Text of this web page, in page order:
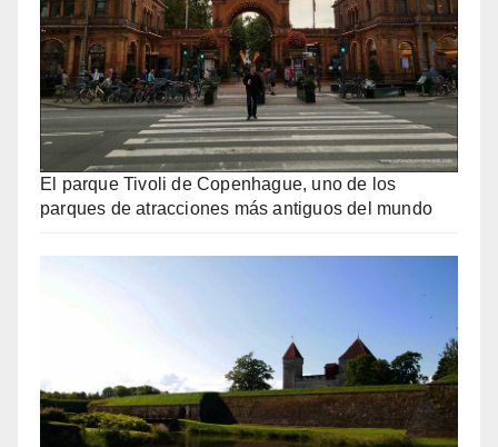
El parque Tivoli de Copenhague, uno de los
parques de atracciones más antiguos del mundo